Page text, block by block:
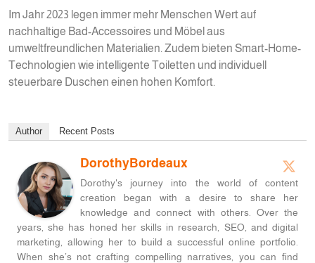
Im Jahr 2023 legen immer mehr Menschen Wert auf
nachhaltige Bad-Accessoires und Möbel aus
umweltfreundlichen Materialien. Zudem bieten Smart-Home-
Technologien wie intelligente Toiletten und individuell
steuerbare Duschen einen hohen Komfort.
Author Recent Posts
DorothyBordeaux
Dorothy's journey into the world of content
creation began with a desire to share her
knowledge and connect with others. Over the
years, she has honed her skills in research, SEO, and digital
marketing, allowing her to build a successful online portfolio.
When she’s not crafting compelling narratives, you can find